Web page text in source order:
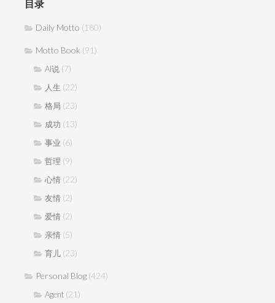
目录
Daily Motto (180)
Motto Book (91)
AI说 (7)
人生 (22)
格局 (23)
成功 (13)
事业 (6)
哲理 (9)
心情 (22)
友情 (2)
爱情 (2)
亲情 (5)
育儿 (23)
Personal Blog (424)
Agent (21)